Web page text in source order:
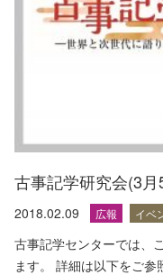
古事記学研究会(3
2018.02.09 広報 イベ
古事記学センターでは、
ます。 詳細は以下をご